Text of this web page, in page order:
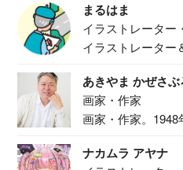
まるはま
イラストレーター
イラストレーター
あきやま かぜさぶ
画家・作家
画家・作家。1948
ナカムラ アヤナ